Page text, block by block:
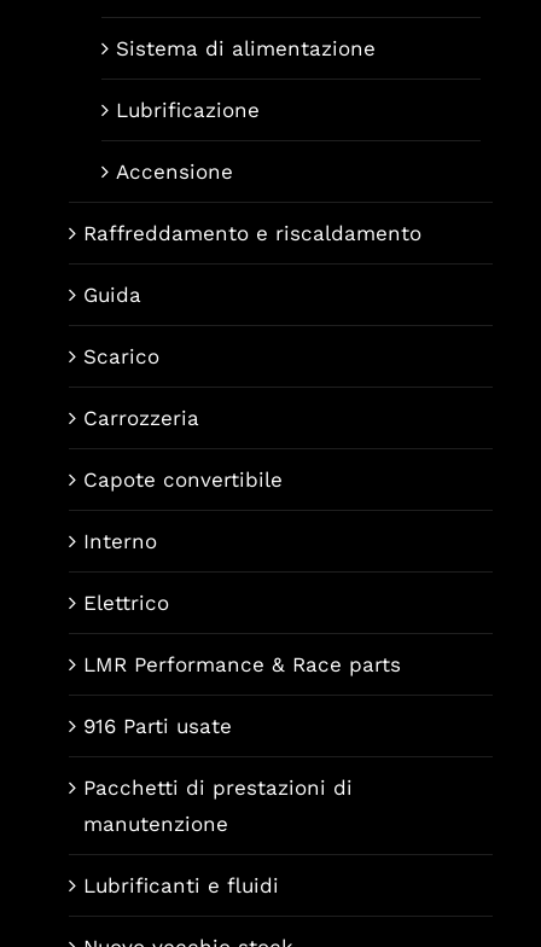
Sistema di alimentazione
Lubrificazione
Accensione
Raffreddamento e riscaldamento
Guida
Scarico
Carrozzeria
Capote convertibile
Interno
Elettrico
LMR Performance & Race parts
916 Parti usate
Pacchetti di prestazioni di
manutenzione
Lubrificanti e fluidi